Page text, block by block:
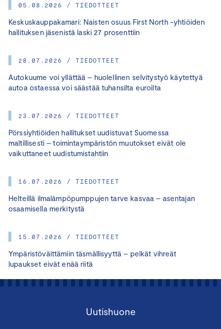
05.08.2026 / TIEDOTTEET
Keskuskauppakamari: Naisten osuus First North -yhtiöiden
hallituksen jäsenistä laski 27 prosenttiin
28.07.2026 / TIEDOTTEET
Autokuume voi yllättää – huolellinen selvitystyö käytettyä
autoa ostaessa voi säästää tuhansilta euroilta
23.07.2026 / TIEDOTTEET
Pörssiyhtiöiden hallitukset uudistuvat Suomessa
maltillisesti – toimintaympäristön muutokset eivät ole
vaikuttaneet uudistumistahtiin
16.07.2026 / TIEDOTTEET
Helteillä ilmalämpöpumppujen tarve kasvaa – asentajan
osaamisella merkitystä
15.07.2026 / TIEDOTTEET
Ympäristöväittämiin täsmällisyyttä – pelkät vihreät
lupaukset eivät enää riitä
Uutishuone